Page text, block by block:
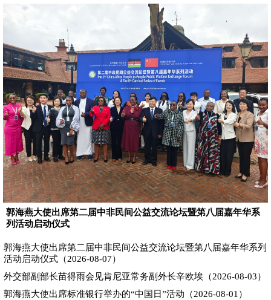
郭海燕大使出席第二届中非民间公益交流论坛暨第八届嘉年华系
列活动启动仪式
郭海燕大使出席第二届中非民间公益交流论坛暨第八届嘉年华系列
活动启动仪式（2026-08-07）
外交部副部长苗得雨会见肯尼亚常务副外长辛欧埃（2026-08-03）
郭海燕大使出席标准银行举办的“中国日”活动（2026-08-01）